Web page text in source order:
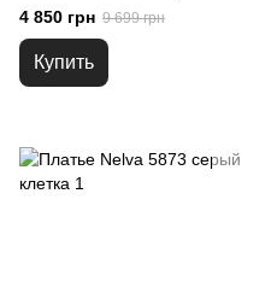
4 850 грн 9 699 грн
Купить